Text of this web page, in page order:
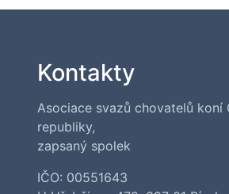
Kontakty
Asociace svazů chovatelů koní
republiky,
zapsaný spolek
IČO: 00551643